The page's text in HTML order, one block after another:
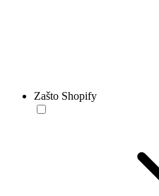
Zašto Shopify